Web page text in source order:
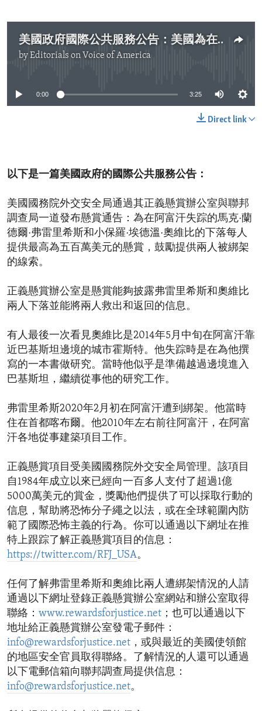
美國政府國際公共服務公告：美國為在阿富汗失踪的弗雷里希斯和奧維比提供線索懸賞
byEditorials on Voice of America
0:00 3:25
Direct link
以下是一篇美國政府的國際公共服務公告：
美國國務院外交安全局通過其正義懸賞辦公室與聯邦
調查局一道發布懸賞通告：為在阿富汗失踪的馬克·蘭
德爾·弗雷里希斯和小保羅·埃德溫·奧維比的下落每人
提供最高為五百萬美元的懸賞，鼓勵提供兩人被綁架
的線索。
正義懸賞辦公室是懸賞能夠披露弗雷里希斯和奧維比
兩人下落並能將兩人救出和返回的信息。
有人最後一次看見奧維比是2014年5月中旬在阿富汗靠
近巴基斯坦邊境的城市霍斯特。他失踪時是在為他撰
寫的一本書做研究。當時他似乎是準備越過邊境進入
巴基斯坦，繼續從事他的研究工作。
弗雷里希斯2020年2月初在阿富汗遭到綁架。他當時
住在首都喀布爾。他2010年左右前往阿富汗，在阿富
汗各地從事建築項目工作。
正義懸賞項目受美國國務院外交安全局管理。該項目
自1984年成立以來已經向一百多人支付了超過1億
5000萬美元的賞金，獎勵他們提供了可以採取行動的
信息，幫助將恐怖分子繩之以法，或在全球範圍內防
範了國際恐怖主義的行為。你可以通過以下網址在推
特上跟踪了解正義懸賞項目的信息：
https://twitter.com/RFJ_USA。
任何了解弗雷里希斯和奧維比兩人遭綁架情況的人請
通過以下網址登錄正義懸賞辦公室網站和辦公室取得
聯絡： www.rewardsforjustice.net ；也可以通過以下
地址給正義懸賞辦公室發電子郵件：
info@rewardsforjustice.net ，或與最近的美國使領館
的地區安全官員取得聯絡。了解情況的人還可以通過
以下電郵信箱向聯邦調查局提供信息：
info@rewardsforjustice.net。